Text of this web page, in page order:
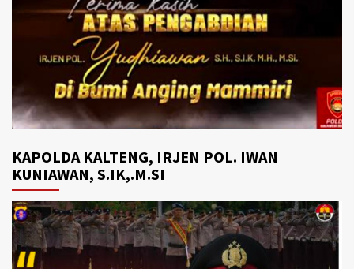
KAPOLDA KALTENG, IRJEN POL. IWAN
KUNIAWAN, S.IK,.M.SI